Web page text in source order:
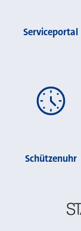
Serviceportal
Schützenuhr